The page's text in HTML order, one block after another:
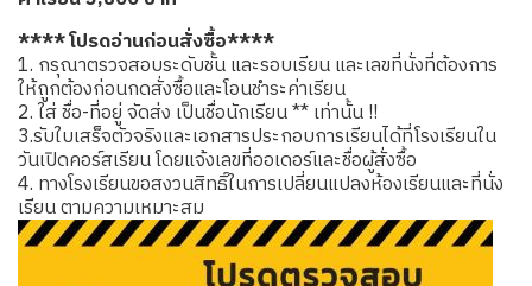
**** โปรดอ่านก่อนสั่งซื้อ****
1. กรุณาตรวจสอบระดับชั้น และรอบเรียน และเลขที่นั่งที่ต้องการ
ให้ถูกต้องก่อนกดสั่งซื้อและโอนชำระค่าเรียน
2. ใส่ ชื่อ-ที่อยู่ จัดส่ง เป็นชื่อนักเรียน ** เท่านั้น !!
3.รับใบเสร็จตัวจริงและเอกสารประกอบการเรียนได้ที่โรงเรียนใน
วันเปิดคอร์สเรียน โดยแจ้งเลขที่ออเดอร์และชื่อผู้สั่งซื้อ
4. ทางโรงเรียนขอสงวนสิทธิ์ในการเปลี่ยนแปลงห้องเรียนและที่นั่ง
เรียน ตามความเหมาะสม